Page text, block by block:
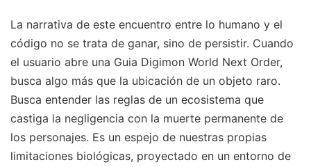
La narrativa de este encuentro entre lo humano y el
código no se trata de ganar, sino de persistir. Cuando
el usuario abre una Guia Digimon World Next Order,
busca algo más que la ubicación de un objeto raro.
Busca entender las reglas de un ecosistema que
castiga la negligencia con la muerte permanente de
los personajes. Es un espejo de nuestras propias
limitaciones biológicas, proyectado en un entorno de